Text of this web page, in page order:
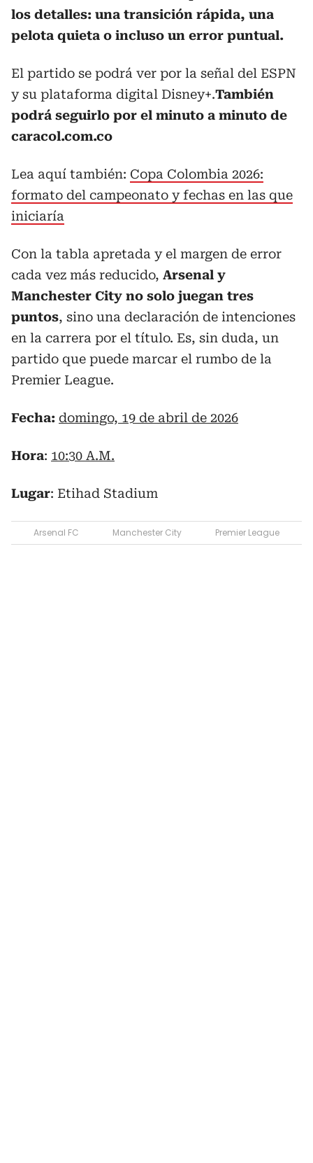
los detalles: una transición rápida, una
pelota quieta o incluso un error puntual.
El partido se podrá ver por la señal del ESPN
y su plataforma digital Disney+.También
podrá seguirlo por el minuto a minuto de
caracol.com.co
Lea aquí también: Copa Colombia 2026:
formato del campeonato y fechas en las que
iniciaría
Con la tabla apretada y el margen de error
cada vez más reducido, Arsenal y
Manchester City no solo juegan tres
puntos, sino una declaración de intenciones
en la carrera por el título. Es, sin duda, un
partido que puede marcar el rumbo de la
Premier League.
Fecha: domingo, 19 de abril de 2026
Hora: 10:30 A.M.
Lugar: Etihad Stadium
Arsenal FC Manchester City Premier League